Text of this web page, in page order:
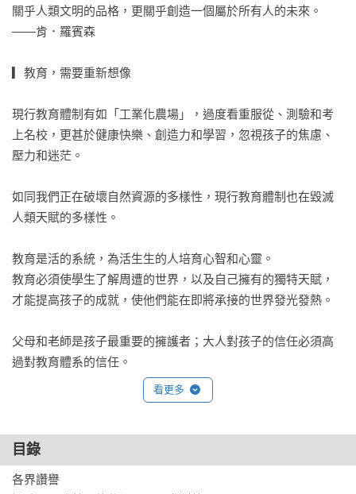
關乎人類文明的品格，更關乎創造一個屬於所有人的未來。
——肯．羅賓森
▎教育，需要重新想像
現行教育體制有如「工業化農場」，過度看重服從、測驗和考
上名校，更甚於健康快樂、創造力和學習，忽視孩子的焦慮、
壓力和迷茫。
如同我們正在破壞自然資源的多樣性，現行教育體制也在毀滅
人類天賦的多樣性。
教育是活的系統，為活生生的人培育心智和心靈。
教育必須使學生了解周遭的世界，以及自己擁有的獨特天賦，
才能提高孩子的成就，使他們能在即將承接的世界發光發熱。
父母和老師是孩子最重要的擁護者；大人對孩子的信任必須高
過對教育體系的信任。
當土壤對了，農牧系統就會順利發展；當教育對了，孩子便會
一個教育制度能夠成功，不是因為考試，而是個體受到肯定，
天賦的多元性受到重視。
看更多
目錄
各界讚譽